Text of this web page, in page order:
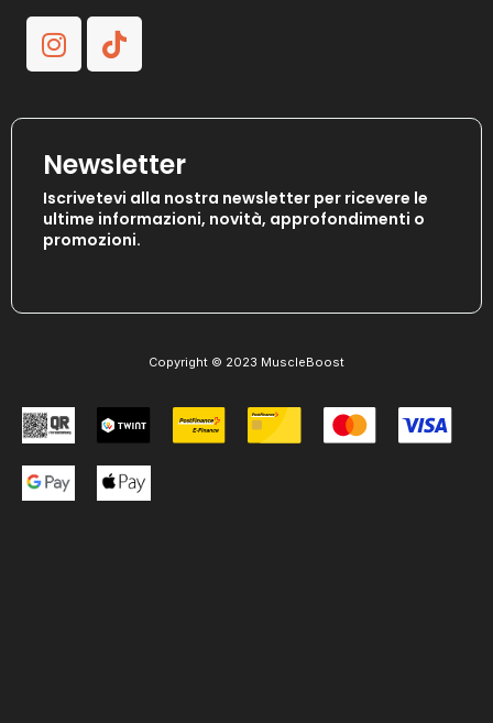
Newsletter
Iscrivetevi alla nostra newsletter per ricevere le
ultime informazioni, novità, approfondimenti o
promozioni.
Copyright © 2023 MuscleBoost